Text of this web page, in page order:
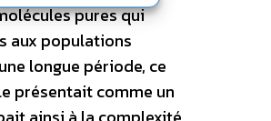
pures qui
aux populations
longue période, ce
présentait comme un